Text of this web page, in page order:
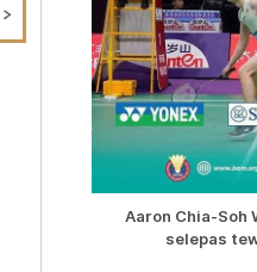
Aaron Chia-Soh
selepas